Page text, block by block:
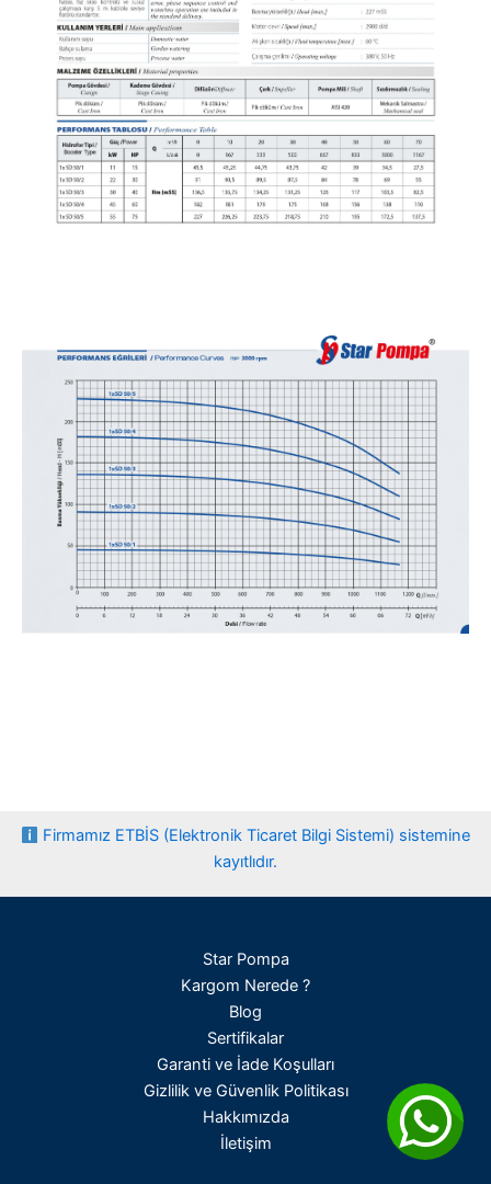
Firmamız ETBİS (Elektronik Ticaret Bilgi Sistemi) sistemine
kayıtlıdır.
Star Pompa
Kargom Nerede ?
Blog
Sertifikalar
Garanti ve İade Koşulları
Gizlilik ve Güvenlik Politikası
Hakkımızda
İletişim